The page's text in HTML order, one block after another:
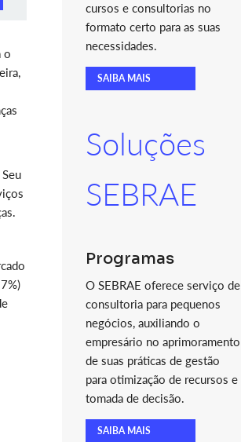
o
cursos e consultorias no
formato certo para as suas
necessidades.
SAIBA MAIS
Soluções
SEBRAE
Programas
O SEBRAE oferece serviço de
consultoria para pequenos
negócios, auxiliando o
empresário no aprimoramento
de suas práticas de gestão
para otimização de recursos e
tomada de decisão.
SAIBA MAIS